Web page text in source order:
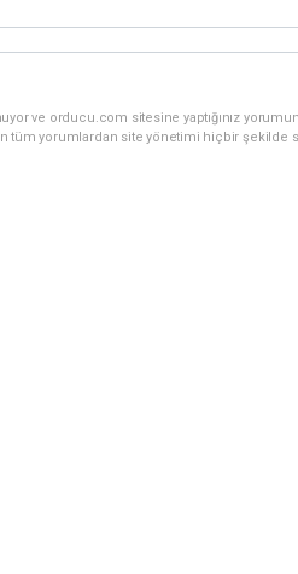
ve orducu.com sitesine yaptığınız
tüm yorumlardan site yönetimi hiçbir şekilde